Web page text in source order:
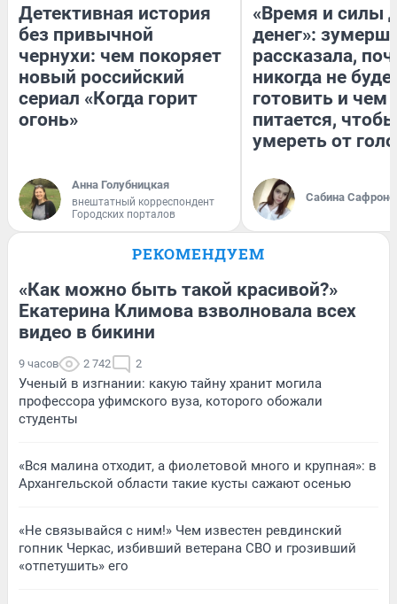
Детективная история
без привычной
чернухи: чем покоряет
новый российский
сериал «Когда горит
огонь»
Анна Голубницкая
внештатный корреспондент
Городских порталов
«Время и силы
денег»:
рассказала,
никогда не
готовить и чем
питается,
умереть от
Сабина
РЕКОМЕНДУЕМ
«Как можно быть такой красивой?»
Екатерина Климова взволновала всех
видео в бикини
9 часов 2 742 2
Ученый в изгнании: какую тайну хранит могила
профессора уфимского вуза, которого обожали
студенты
«Вся малина отходит, а фиолетовой много и крупная»: в
Архангельской области такие кусты сажают осенью
«Не связывайся с ним!» Чем известен ревдинский
гопник Черкас, избивший ветерана СВО и грозивший
«отпетушить» его